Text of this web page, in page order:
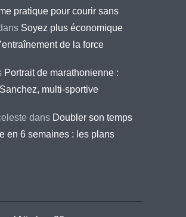
pratique pour courir sans
Soyez plus économique
de la force
Portrait de marathonienne :
multi-sportive
dans Doubler son temps
en 6 semaines : les plans